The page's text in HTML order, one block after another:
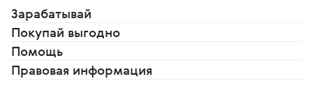
Зарабатывай
Покупай выгодно
Помощь
Правовая информация